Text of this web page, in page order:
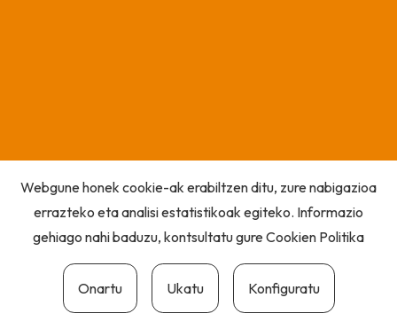
Webgune honek cookie-ak erabiltzen ditu, zure nabigazioa
errazteko eta analisi estatistikoak egiteko. Informazio
gehiago nahi baduzu, kontsultatu gureCookien Politika
Onartu Ukatu Konfiguratu